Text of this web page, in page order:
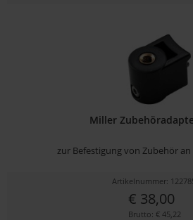
Miller
zur Befestigung von Zubehör an
Artikelnummer:
€ 38,00
Brutto: € 45,22